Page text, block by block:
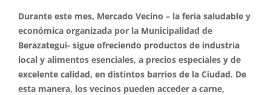
Durante este mes, Mercado Vecino – la feria saludable y
económica organizada por la Municipalidad de
Berazategui- sigue ofreciendo productos de industria
local y alimentos esenciales, a precios especiales y de
excelente calidad, en distintos barrios de la Ciudad. De
esta manera, los vecinos pueden acceder a carne,